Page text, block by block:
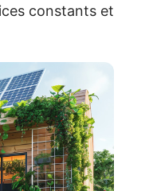
constants et